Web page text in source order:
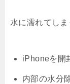
水に濡れてし
iPhoneを開
内部の水分